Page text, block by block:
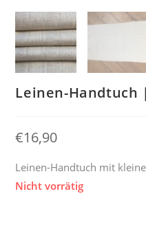
Leinen-Handtuch
€16,90
Leinen-Handtuch mit
Nicht vorrätig